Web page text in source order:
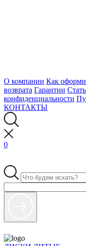
О компании Как
возврата Гарантии
конфиденциальности
КОНТАКТЫ
0